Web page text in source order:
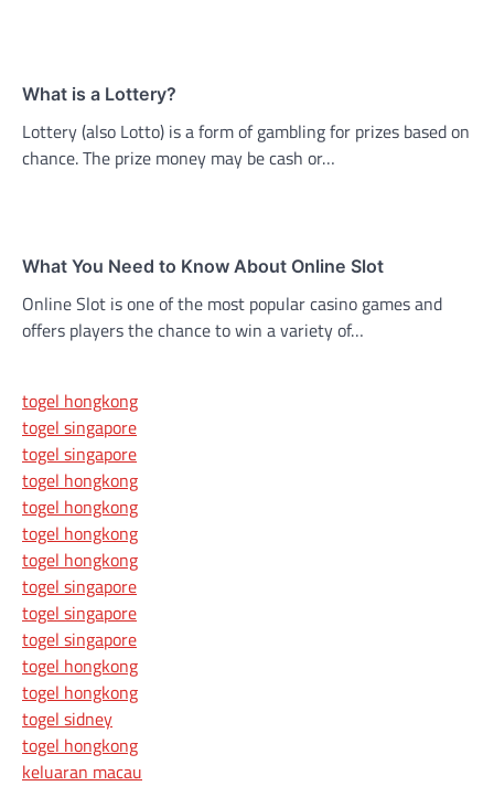
What is a Lottery?
Lottery (also Lotto) is a form of gambling for prizes based on
chance. The prize money may be cash or…
What You Need to Know About Online Slot
Online Slot is one of the most popular casino games and
offers players the chance to win a variety of…
togel hongkong
togel singapore
togel singapore
togel hongkong
togel hongkong
togel hongkong
togel hongkong
togel singapore
togel singapore
togel singapore
togel hongkong
togel hongkong
togel sidney
togel hongkong
keluaran macau